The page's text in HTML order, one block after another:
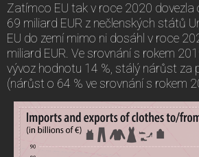
Zatímco EU tak v roce 2020 dovezla
69 miliard EUR z nečlenských států
EU do zemí mimo ni dosáhl v roce
miliard EUR. Ve srovnání s rokem
vývoz hodnotu 14 %, stálý nárůst za
(nárůst o 64 % ve srovnání s rokem